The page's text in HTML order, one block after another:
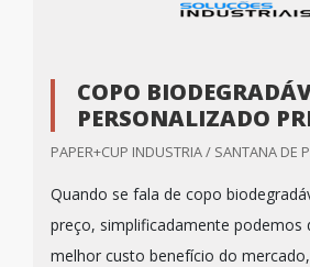
COPO
PERSONALIZADO
PAPER+CUP INDUSTRIA / SANTANA DE
Quando se fala de copo
preço, simplificadamente podemos
melhor custo benefício do